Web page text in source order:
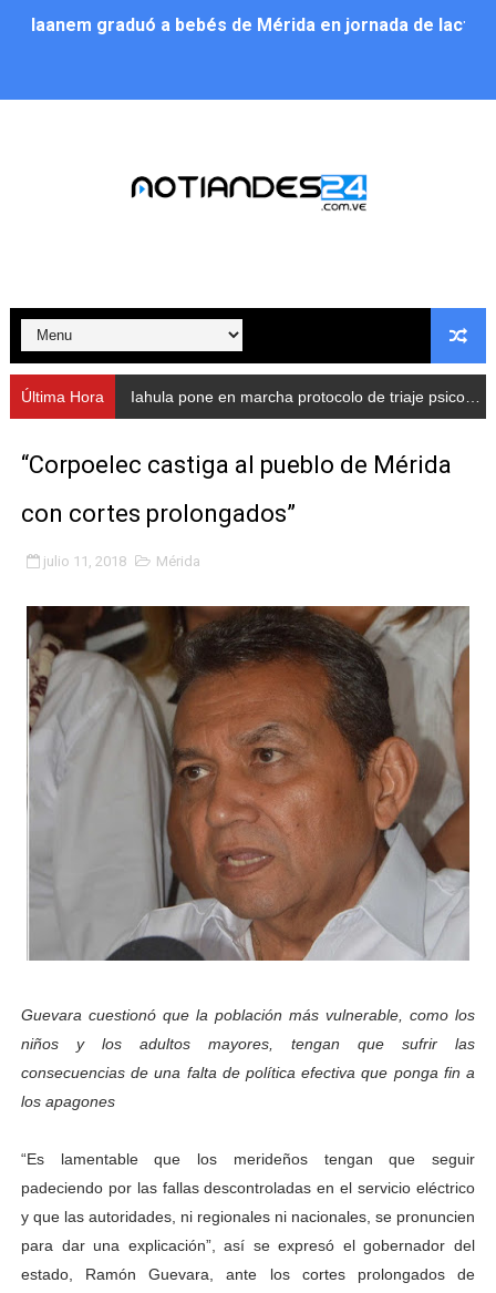
Iaanem graduó a bebés de Mérida en jornada de
Alcalde Nelson Álvarez llevó jornada recreativa a la
Nevado Gas optimiza servicio residencial en la
Balance semestral impulsa inclusión y atención a
Plan Vacacional Comunitario “Ríe 2026” recorre las
Alcaldía del Municipio Libertador realizó una jornada
Fundacite Mérida dicta taller gratuito de electrónica
INN-Mérida celebró el Lacto grado para promover el
Impulsan plan estratégico de seguridad ciudadana
Mérida impulsa desarrollo económico con taller de
Fomficc consolida alianzas e impulsa la economía
Niños de Estudiantes de Mérida sembraron 110
Corposalud y Secretaría Social fortalecen la atención
Inicia el plan vacacional Venezuela Renace en el
Entregan planta eléctrica para fortalecer la atención
Dictan MasterClass en el marco del Encuentro LAGO
Campo Elías avanza con plan de asfaltado
Gobernador Arnaldo Sánchez apadrina a más de 993
Plan Quirúrgico Regional llega a Pueblo Llano con la
Última Hora Iahula pone en marcha protocolo de triaje psicosocial para atender a rescatistas
“Corpoelec castiga al pueblo de Mérida
con cortes prolongados”
julio 11, 2018 Mérida
Guevara cuestionó que la población más vulnerable, como los
niños y los adultos mayores, tengan que sufrir las
consecuencias de una falta de política efectiva que ponga fin a
los apagones
“Es lamentable que los merideños tengan que seguir
padeciendo por las fallas descontroladas en el servicio eléctrico
y que las autoridades, ni regionales ni nacionales, se pronuncien
para dar una explicación”, así se expresó el gobernador del
estado, Ramón Guevara, ante los cortes prolongados de